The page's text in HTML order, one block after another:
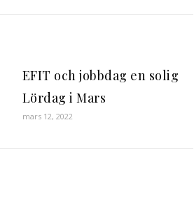
EFIT och jobbdag en solig
Lördag i Mars
mars 12, 2022